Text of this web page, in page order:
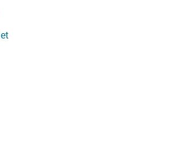
beklädnad Behandlat
beklädnad Obehandlat